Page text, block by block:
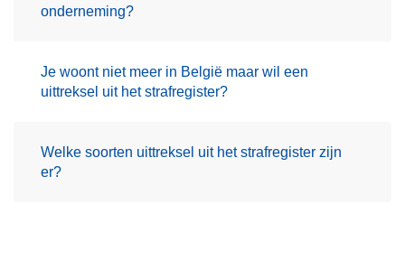
onderneming?
Je woont niet meer in België maar wil een
uittreksel uit het strafregister?
Welke soorten uittreksel uit het strafregister zijn
er?